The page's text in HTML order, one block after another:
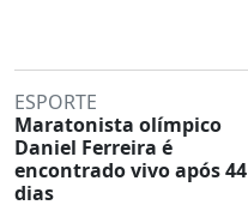
ESPORTE
Maratonista olímpico
Daniel Ferreira é
encontrado vivo após 44
dias